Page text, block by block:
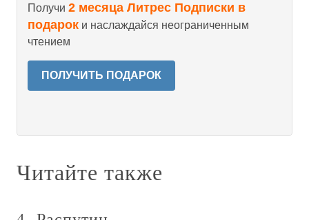
Получи 2 месяца Литрес Подписки в
подарок и наслаждайся неограниченным
чтением
ПОЛУЧИТЬ ПОДАРОК
Читайте также